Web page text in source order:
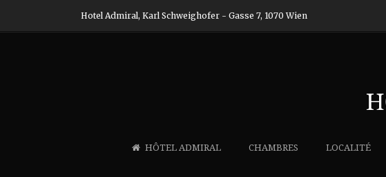
Hotel Admiral, Karl Schweighofer - Gasse 7, 1070 Wien
HÔTEL ADMIRAL CHAMBRES LOCALITÉ